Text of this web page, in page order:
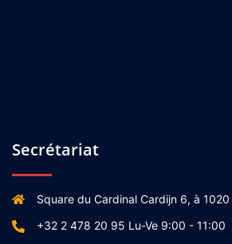
Secrétariat
Square du Cardinal Cardijn 6, à
+32 2 478 20 95 Lu-Ve 9:00 - 11:00